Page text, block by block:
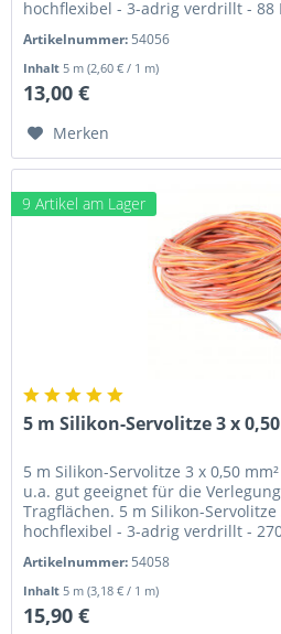
hochflexibel - 3-adrig verdrillt - 88
Artikelnummer: 54056
Inhalt5 m(2,60 € / 1 m)
13,00 €
Merken
9 Artikel am Lager
5 m Silikon-Servolitze 3 x
5 m Silikon-Servolitze 3 x 0,50
u.a. gut geeignet für die
Tragflächen. 5 m Silikon-Servolitze
hochflexibel - 3-adrig verdrillt -
Artikelnummer: 54058
Inhalt5 m(3,18 € / 1 m)
15,90 €